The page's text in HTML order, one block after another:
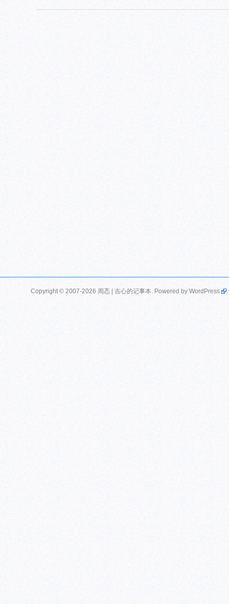
Copyright © 2007-2026 周忞 | 吉心的记事本. Powered by WordPress